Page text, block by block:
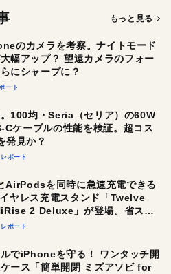
もっと見る
のカメラを考察。ナイトモード
幅アップ？ 望遠カメラのフォー
にシャープに？
ート
100均・Seria（セリア）の60W
Cケーブルの性能を検証。超コス
発見か？
レポート
AirPodsを同時に急速充電できる
ヤレス充電スタンド「Twelve
2 Deluxe」が登場。省スペ
ゃれに充電したい人にオスス
レポート
でiPhoneを守る！ ワンタッチ開
ース「簡単開閉 ミズアソビ for